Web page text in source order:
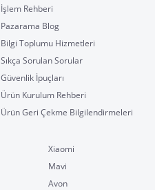
İşlem Rehberi
Pazarama Blog
Bilgi Toplumu Hizmetleri
Sıkça Sorulan Sorular
Güvenlik İpuçları
Ürün Kurulum Rehberi
Ürün Geri Çekme Bilgilendirmeleri
Xiaomi
Mavi
Avon